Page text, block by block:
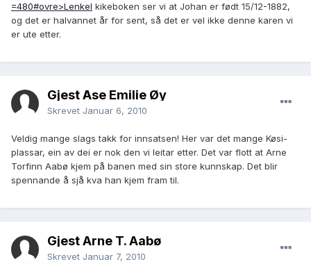
=480#ovre>LenkeI kikeboken ser vi at Johan er født 15/12-1882,
og det er halvannet år for sent, så det er vel ikke denne karen vi
er ute etter.
Gjest Åse Emilie Øy
Skrevet Januar 6, 2010
Veldig mange slags takk for innsatsen! Her var det mange Køsi-
plassar, ein av dei er nok den vi leitar etter. Det var flott at Arne
Torfinn Aabø kjem på banen med sin store kunnskap. Det blir
spennande å sjå kva han kjem fram til.
Gjest Arne T. Aabø
Skrevet Januar 7, 2010